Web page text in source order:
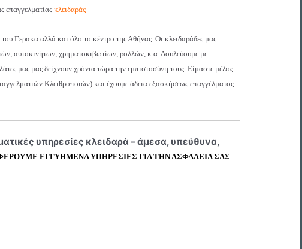
επαγγελματίαςκλειδαράς
Γερακα αλλά και όλο το κέντρο της Αθήνας. Οι κλειδαράδες μας
αυτοκινήτων, χρηματοκιβωτίων, ρολλών, κ.α. Δουλεύουμε με
μας μας δείχνουν χρόνια τώρα την εμπιστοσύνη τους. Είμαστε μέλος
Κλειθροποιών) και έχουμε άδεια εξασκήσεως επαγγέλματος
υπηρεσίες κλειδαρά – άμεσα, υπεύθυνα,
ΕΓΓΥΗΜΕΝΑ ΥΠΗΡΕΣΙΕΣ ΓΙΑ ΤΗΝ ΑΣΦΑΛΕΙΑ ΣΑΣ